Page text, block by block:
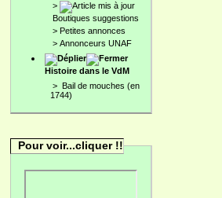
>
Boutiques suggestions
> Petites annonces
> Annonceurs UNAF
Histoire dans le VdM
> Bail de mouches (en
1744)
Pour voir...cliquer !!